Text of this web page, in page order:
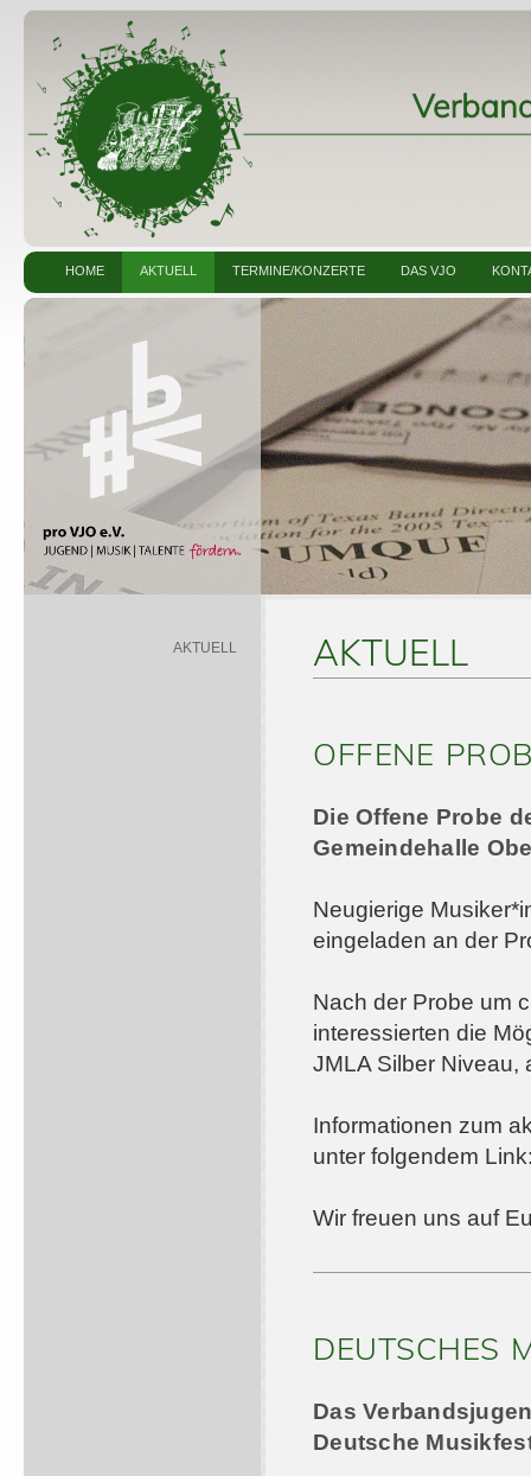
HOME AKTUELL TERMINE/KONZERTE DAS VJO
AKTUELL AKTUELL
OFFENE
Die Offene Probe
Gemeindehalle
Neugierige
eingeladen an der
Nach der Probe um
interessierten die
JMLA Silber Niveau,
Informationen zum
unter folgendem
Wir freuen uns auf
DEUTSCHES
Das
Deutsche